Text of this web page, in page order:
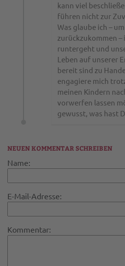
kann viel
führen nicht zur
Was glaube ich –
zurückzukommen –
runtergeht und
Leben auf unserer
bereit sind zu
engagiere mich
meinen Kindern
vorwerfen lassen
gewusst, was hast
NEUEN KOMMENTAR SCHREIBEN
Name:
E-Mail-Adresse:
Kommentar: